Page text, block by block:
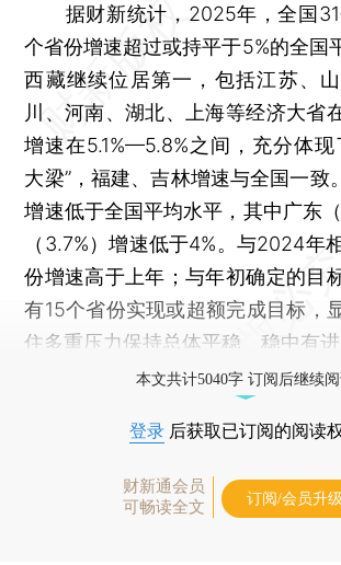
据财新统计，2025年，全国31
个省份增速超过或持平于5%的全国
西藏继续位居第一，包括江苏、
川、河南、湖北、上海等经济大省
增速在5.1%—5.8%之间，充分体现
大梁”，福建、吉林增速与全国一致
增速低于全国平均水平，其中广东
（3.7%）增速低于4%。与2024年
份增速高于上年；与年初确定的目
有15个省份实现或超额完成目标，
住多重压力保持总体平稳、稳中有进
本文共计5040字 订阅后继续
登录 后获取已订阅的阅读
财新通会员
可畅读全文
订阅/会员升级